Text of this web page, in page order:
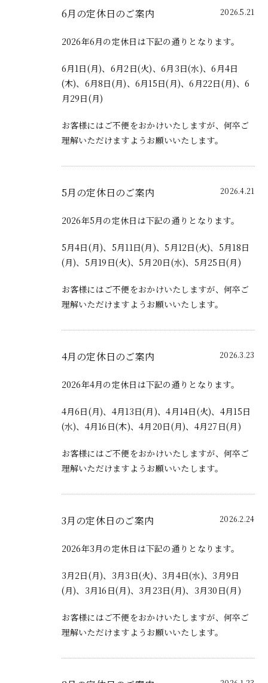
2026.5.21
6月の定休日のご案内
2026年6月の定休日は下記の通りとなります。
6月1日(月)、6月2日(火)、6月3日(水)、6月4日
(木)、6月8日(月)、6月15日(月)、6月22日(月)、6
月29日(月)
お客様にはご不便をおかけいたしますが、何卒ご
理解いただけますようお願いいたします。
2026.4.21
5月の定休日のご案内
2026年5月の定休日は下記の通りとなります。
5月4日(月)、5月11日(月)、5月12日(火)、5月18日
(月)、5月19日(火)、5月20日(水)、5月25日(月)
お客様にはご不便をおかけいたしますが、何卒ご
理解いただけますようお願いいたします。
2026.3.23
4月の定休日のご案内
2026年4月の定休日は下記の通りとなります。
4月6日(月)、4月13日(月)、4月14日(火)、4月15日
(水)、4月16日(木)、4月20日(月)、4月27日(月)
お客様にはご不便をおかけいたしますが、何卒ご
理解いただけますようお願いいたします。
2026.2.24
3月の定休日のご案内
2026年3月の定休日は下記の通りとなります。
3月2日(月)、3月3日(火)、3月4日(水)、3月9日
(月)、3月16日(月)、3月23日(月)、3月30日(月)
お客様にはご不便をおかけいたしますが、何卒ご
理解いただけますようお願いいたします。